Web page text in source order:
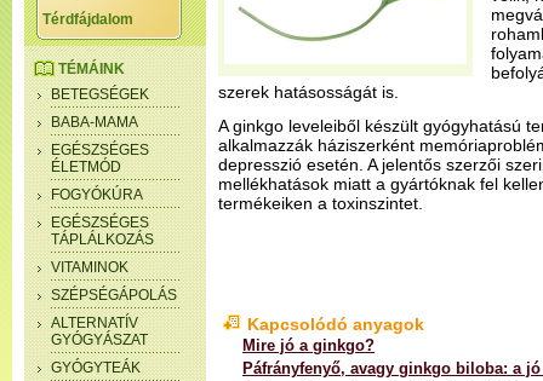
Térdfájdalom
TÉMÁINK
BETEGSÉGEK
BABA-MAMA
EGÉSZSÉGES
ÉLETMÓD
FOGYÓKÚRA
EGÉSZSÉGES
TÁPLÁLKOZÁS
VITAMINOK
SZÉPSÉGÁPOLÁS
ALTERNATÍV
GYÓGYÁSZAT
GYÓGYTEÁK
szerek hatásosságát is.
A ginkgo leveleiből készült gyógyhatású
alkalmazzák háziszerként
depresszió esetén. A jelentős szerzői
mellékhatások miatt a gyártóknak fel
termékeiken a toxinszintet.
Kapcsolódó anyagok
Mire jó a ginkgo?
Páfrányfenyő, avagy ginkgo biloba: a